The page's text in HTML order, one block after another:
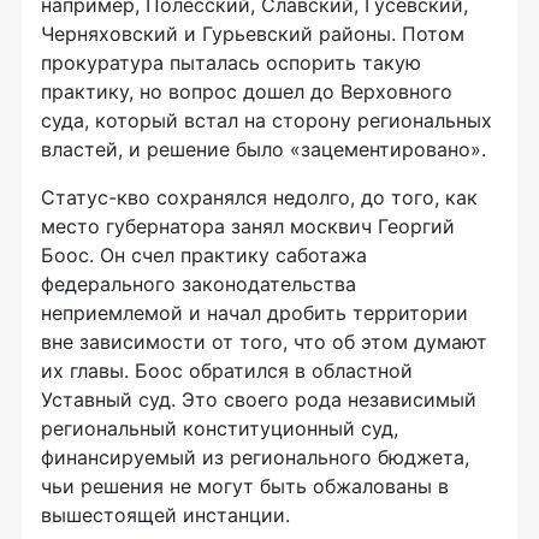
Черняховский и Гурьевский районы. Потом
прокуратура пыталась оспорить такую
практику, но вопрос дошел до Верховного
суда, который встал на сторону региональных
властей, и решение было «зацементировано».
Статус-кво сохранялся недолго, до того, как
место губернатора занял москвич Георгий
Боос. Он счел практику саботажа
федерального законодательства
неприемлемой и начал дробить территории
вне зависимости от того, что об этом думают
их главы. Боос обратился в областной
Уставный суд. Это своего рода независимый
региональный конституционный суд,
финансируемый из регионального бюджета,
чьи решения не могут быть обжалованы в
вышестоящей инстанции.